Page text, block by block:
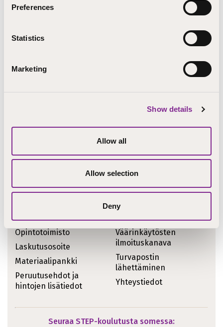
Preferences
Statistics
Marketing
Show details
Allow all
Allow selection
Deny
Kirjoitukset
Meistä sanottua
Tapahtumat
Uutiskirje
Opintotoimisto
Laskutusosoite
Materiaalipankki
Peruutusehdot ja
hintojen lisätiedot
Väärinkäytösten
ilmoituskanava
Turvapostin
lähettäminen
Yhteystiedot
Seuraa STEP-koulutusta somessa: